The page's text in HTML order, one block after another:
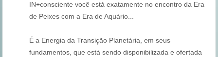
IN+consciente você está exatamente no encontro da Era
de Peixes com a Era de Aquário...
É a Energia da Transição Planetária, em seus
fundamentos, que está sendo disponibilizada e ofertada